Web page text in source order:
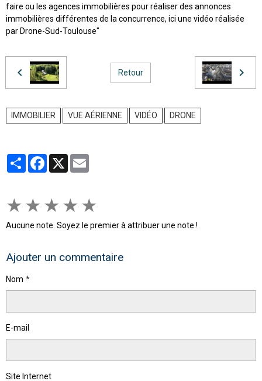
faire ou les agences immobilières pour réaliser des annonces
immobilières différentes de la concurrence, ici une vidéo réalisée
par Drone-Sud-Toulouse"
Retour
IMMOBILIER VUE AÉRIENNE VIDÉO DRONE
PartagerFacebook
X
★ ★ ★ ★ ★
Aucune note. Soyez le premier à attribuer une note !
Ajouter un commentaire
Nom
E-mail
Site Internet